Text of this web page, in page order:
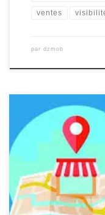
ventes
par dzmob
Le référencement
sur Internet Le
pour les entreprises
au niveau
la présence d’une
locaux, tels […]